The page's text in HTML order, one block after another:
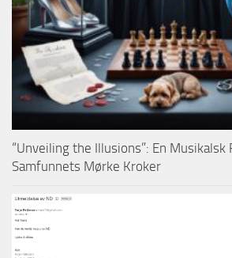
“Unveiling the Illusions”: En Musikalsk
Samfunnets Mørke Kroker